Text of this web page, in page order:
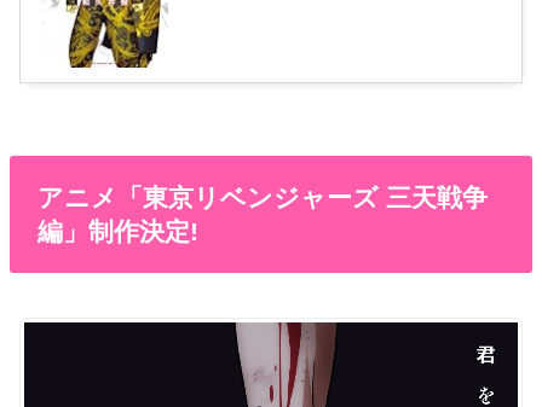
アニメ「東京リベンジャーズ 三天戦争
編」制作決定!